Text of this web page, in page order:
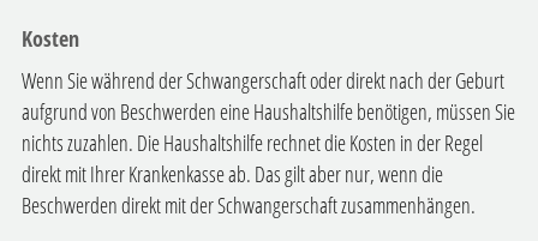
Kosten
Wenn Sie während der Schwangerschaft oder direkt nach der Geburt
aufgrund von Beschwerden eine Haushaltshilfe benötigen, müssen Sie
nichts zuzahlen. Die Haushaltshilfe rechnet die Kosten in der Regel
direkt mit Ihrer Krankenkasse ab. Das gilt aber nur, wenn die
Beschwerden direkt mit der Schwangerschaft zusammenhängen.